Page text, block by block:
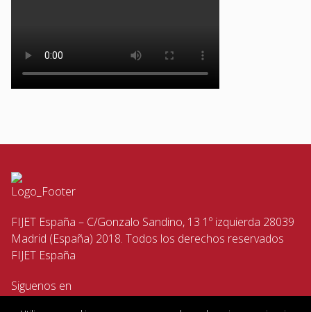
FIJET España – C/Gonzalo Sandino, 13 1º izquierda 28039
Madrid (España) 2018. Todos los derechos reservados
FIJET España
Siguenos en